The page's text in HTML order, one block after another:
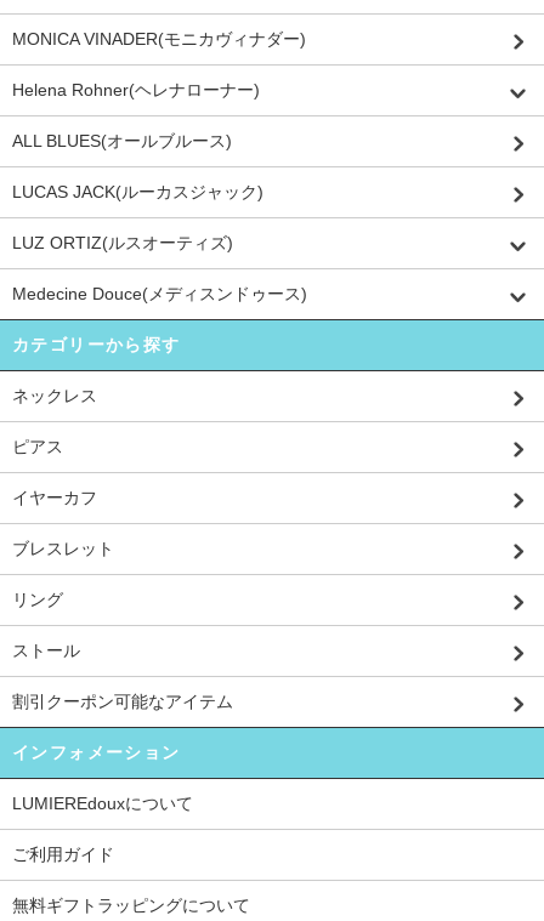
MONICA VINADER(モニカヴィナダー)
Helena Rohner(ヘレナローナー)
ALL BLUES(オールブルース)
LUCAS JACK(ルーカスジャック)
LUZ ORTIZ(ルスオーティズ)
Medecine Douce(メディスンドゥース)
カテゴリーから探す
ネックレス
ピアス
イヤーカフ
ブレスレット
リング
ストール
割引クーポン可能なアイテム
インフォメーション
LUMIEREdouxについて
ご利用ガイド
無料ギフトラッピングについて